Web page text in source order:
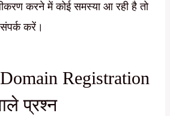
करने में कोई समस्या आ रही है तो
करें।
Registration
प्रश्न